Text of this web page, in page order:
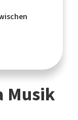
Musik